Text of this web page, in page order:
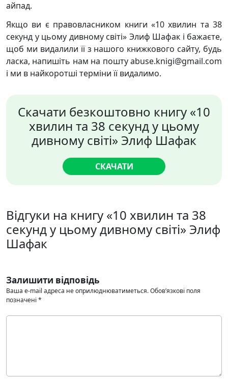
айпад.
Якщо ви є правовласником книги «10 хвилин та 38
секунд у цьому дивному світі» Элиф Шафак і бажаєте,
щоб ми видалили її з нашого книжкового сайту, будь
ласка, напишіть нам на пошту abuse.knigi@gmail.com
і ми в найкоротші терміни її видалимо.
Скачати безкоштовно книгу «10
хвилин та 38 секунд у цьому
дивному світі» Элиф Шафак
СКАЧАТИ
Відгуки на книгу «10 хвилин та 38
секунд у цьому дивному світі» Элиф
Шафак
Залишити відповідь
Ваша e-mail адреса не оприлюднюватиметься.Обов’язкові поля
позначені *